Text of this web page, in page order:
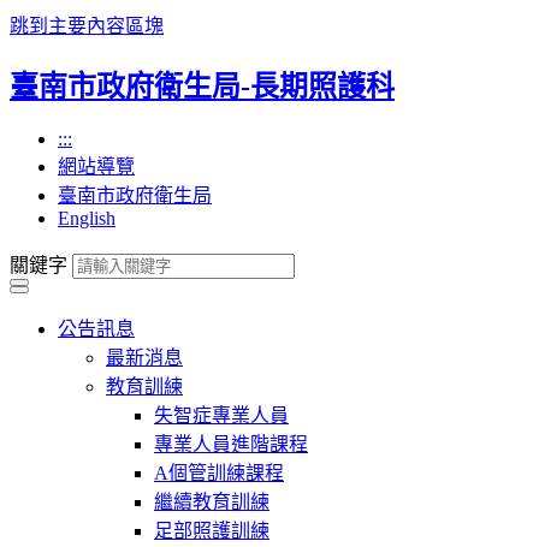
跳到主要內容區塊
臺南市政府衛生局-長期照護科
:::
網站導覽
臺南市政府衛生局
English
關鍵字
公告訊息
最新消息
教育訓練
失智症專業人員
專業人員進階課程
A個管訓練課程
繼續教育訓練
足部照護訓練